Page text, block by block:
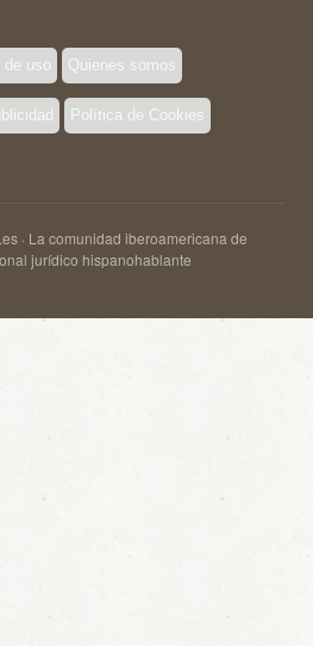
de uso Quienes somos
Política de Cookies
· La comunidad iberoamericana de
jurídico hispanohablante